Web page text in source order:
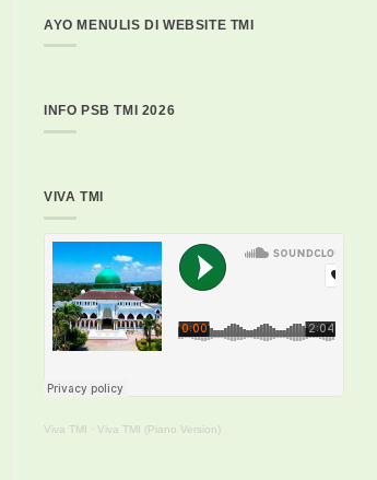
AYO MENULIS DI WEBSITE TMI
INFO PSB TMI 2026
VIVA TMI
Viva TMI · Viva TMI (Piano Version)